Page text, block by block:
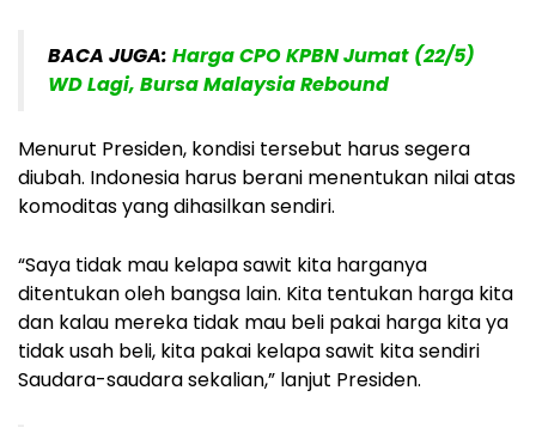
BACA JUGA: Harga CPO KPBN Jumat (22/5)
WD Lagi, Bursa Malaysia Rebound
Menurut Presiden, kondisi tersebut harus segera
diubah. Indonesia harus berani menentukan nilai atas
komoditas yang dihasilkan sendiri.
“Saya tidak mau kelapa sawit kita harganya
ditentukan oleh bangsa lain. Kita tentukan harga kita
dan kalau mereka tidak mau beli pakai harga kita ya
tidak usah beli, kita pakai kelapa sawit kita sendiri
Saudara-saudara sekalian,” lanjut Presiden.